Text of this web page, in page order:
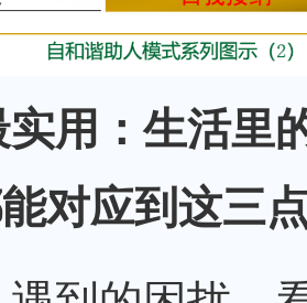
用：生活里
对应到这三